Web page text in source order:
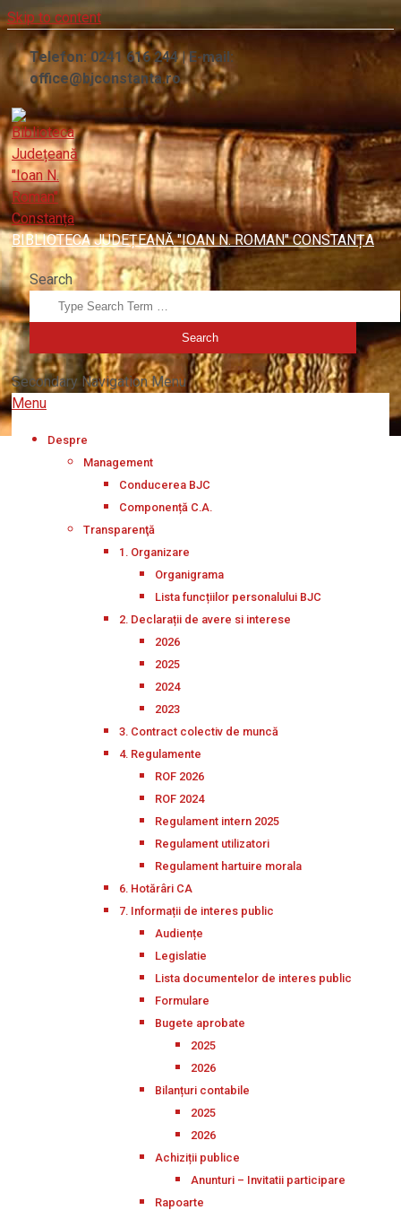
Skip to content
Telefon: 0241 616 244 | E-mail:
office@bjconstanta.ro
BIBLIOTECA JUDEȚEANĂ "IOAN N. ROMAN" CONSTANȚA
Search
Secondary Navigation Menu
Menu
Despre
Management
Conducerea BJC
Componență C.A.
Transparenţă
1. Organizare
Organigrama
Lista funcțiilor personalului BJC
2. Declarații de avere si interese
2026
2025
2024
2023
3. Contract colectiv de muncă
4. Regulamente
ROF 2026
ROF 2024
Regulament intern 2025
Regulament utilizatori
Regulament hartuire morala
6. Hotărâri CA
7. Informații de interes public
Audiențe
Legislatie
Lista documentelor de interes public
Formulare
Bugete aprobate
2025
2026
Bilanțuri contabile
2025
2026
Achiziții publice
Anunturi – Invitatii participare
Rapoarte